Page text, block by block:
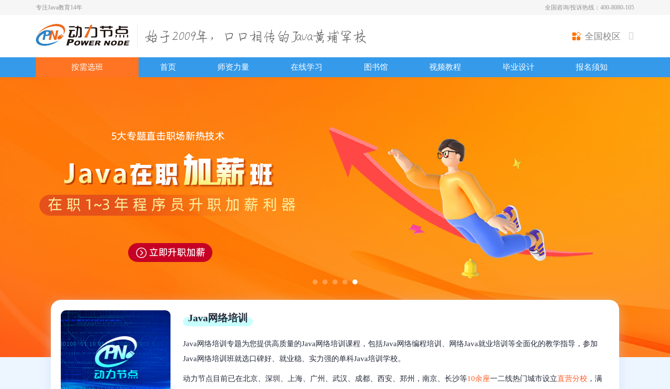
专注Java教育14年 全国咨询/投诉热线：400-8080-105
全国校区
按需选班 首页 师资力量 在线学习 图书馆 视频教程 毕业设计 报名须知
Java网络培训
Java网络培训专题为您提供高质量的Java网络培训课程，包括Java网络编程培训、网络Java就业培训等全面化的教学指导，参加
Java网络培训班就选口碑好、就业稳、实力强的单科Java培训学校。
动力节点目前已在北京、深圳、上海、广州、武汉、成都、西安、郑州，南京、长沙等10余座一二线热门城市设立直营分校 ，满